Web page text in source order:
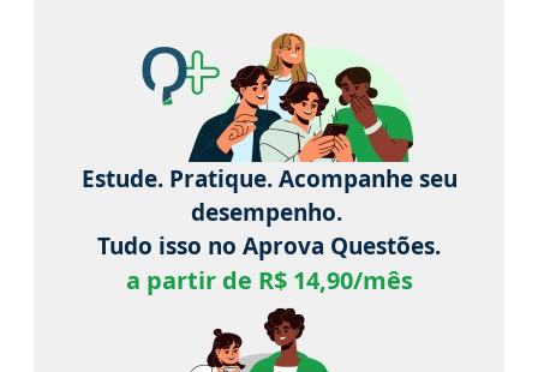
Estude. Pratique. Acompanhe seu
desempenho.
Tudo isso no Aprova Questões.
a partir de R$ 14,90/mês